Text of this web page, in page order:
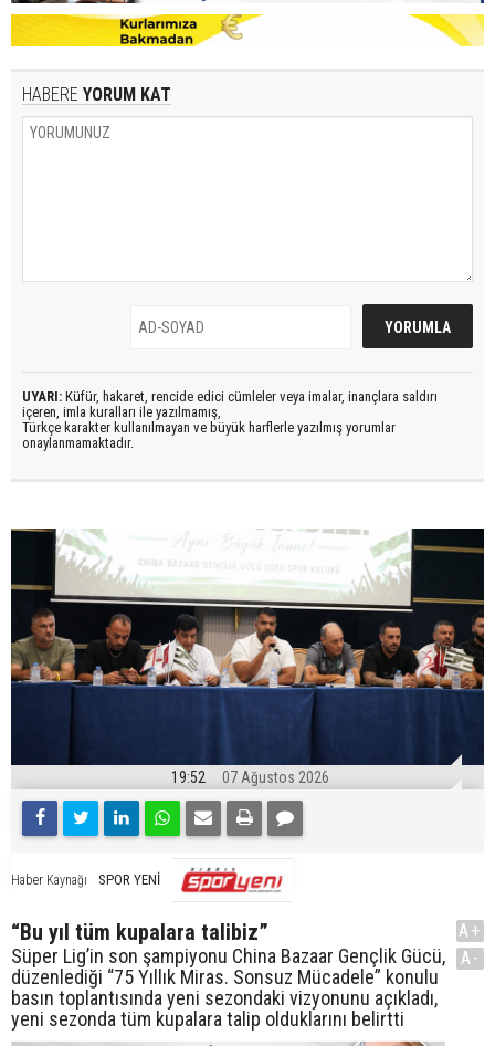
HABERE YORUM KAT
UYARI: Küfür, hakaret, rencide edici cümleler veya imalar, inançlara saldırı
içeren, imla kuralları ile yazılmamış,
Türkçe karakter kullanılmayan ve büyük harflerle yazılmış yorumlar
onaylanmamaktadır.
19:52 07 Ağustos 2026
Haber Kaynağı SPOR YENİ
“Bu yıl tüm kupalara talibiz”
Süper Lig’in son şampiyonu China Bazaar Gençlik Gücü,
düzenlediği “75 Yıllık Miras. Sonsuz Mücadele” konulu
basın toplantısında yeni sezondaki vizyonunu açıkladı,
yeni sezonda tüm kupalara talip olduklarını belirtti
A+
A-